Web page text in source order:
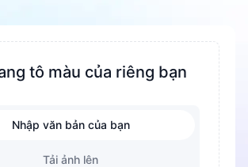
tô màu của riêng bạn
Nhập văn bản của bạn
Tải ảnh lên